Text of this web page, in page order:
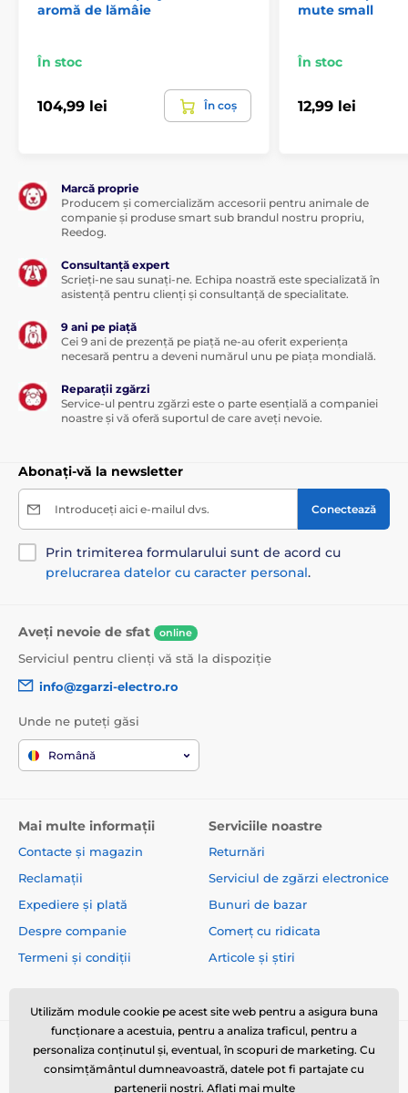
aromă de lămâie
În stoc
104,99 lei În coș
mute small
În stoc
12,99 lei
Marcă proprie
Producem și comercializăm accesorii pentru animale de
companie și produse smart sub brandul nostru propriu,
Reedog.
Consultanță expert
Scrieți-ne sau sunați-ne. Echipa noastră este specializată în
asistență pentru clienți și consultanță de specialitate.
9 ani pe piață
Cei 9 ani de prezență pe piață ne-au oferit experiența
necesară pentru a deveni numărul unu pe piața mondială.
Reparații zgărzi
Service-ul pentru zgărzi este o parte esențială a companiei
noastre și vă oferă suportul de care aveți nevoie.
Abonați-vă la newsletter
Introduceți aici e-mailul dvs. Conectează
Prin trimiterea formularului sunt de acord cu
prelucrarea datelor cu caracter personal.
Aveți nevoie de sfat online
Serviciul pentru clienți vă stă la dispoziție
info@zgarzi-electro.ro
Unde ne puteți găsi
Română
Mai multe informații
Contacte și magazin
Reclamații
Expediere și plată
Despre companie
Termeni și condiții
Serviciile noastre
Returnări
Serviciul de zgărzi electronice
Bunuri de bazar
Comerț cu ridicata
Articole și știri
Utilizăm module cookie pe acest site web pentru a asigura buna
funcționare a acestuia, pentru a analiza traficul, pentru a
personaliza conținutul și, eventual, în scopuri de marketing. Cu
consimțământul dumneavoastră, datele pot fi partajate cu
partenerii noștri. Aflați mai multe